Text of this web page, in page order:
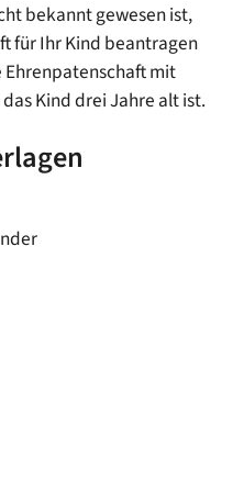
bekannt gewesen ist,
für Ihr Kind beantragen
Ehrenpatenschaft mit
Kind drei Jahre alt ist.